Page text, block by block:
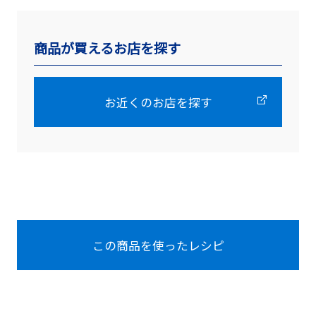
商品が買えるお店を探す
お近くのお店を探す
この商品を使ったレシピ